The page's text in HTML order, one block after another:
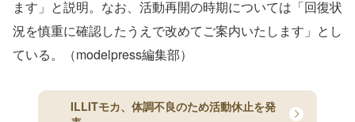
ます」と説明。なお、活動再開の時期については「回復状
況を慎重に確認したうえで改めてご案内いたします」とし
ている。（modelpress編集部）
ILLITモカ、体調不良のため活動休止を発